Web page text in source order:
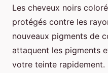
Les cheveux noirs
protégés contre les
nouveaux pigments de
attaquent les pigments
votre teinte rapidement.